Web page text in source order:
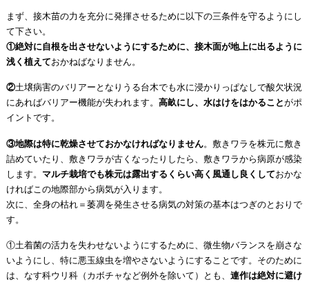
まず、接木苗の力を充分に発揮させるために以下の三条件を守るようにし
て下さい。
①絶対に自根を出させないようにするために、接木面が地上に出るように
浅く植えておかねばなりません。
②土壌病害のバリアーとなりうる台木でも水に浸かりっぱなしで酸欠状況
にあればバリアー機能が失われます。 高畝にし、水はけをはかることがポ
イントです。
③地際は特に乾燥させておかなければなりません。敷きワラを株元に敷き
詰めていたり、敷きワラが古くなったりしたら、敷きワラから病原が感染
します。 マルチ栽培でも株元は露出するくらい高く風通し良くしておかな
ければこの地際部から病気が入ります。
次に、全身の枯れ＝萎凋を発生させる病気の対策の基本はつぎのとおりで
す。
①土着菌の活力を失わせないようにするために、微生物バランスを崩さな
いようにし、特に悪玉線虫を増やさないようにすることです。そのために
は、なす科ウリ科（カボチャなど例外を除いて）とも、 連作は絶対に避け